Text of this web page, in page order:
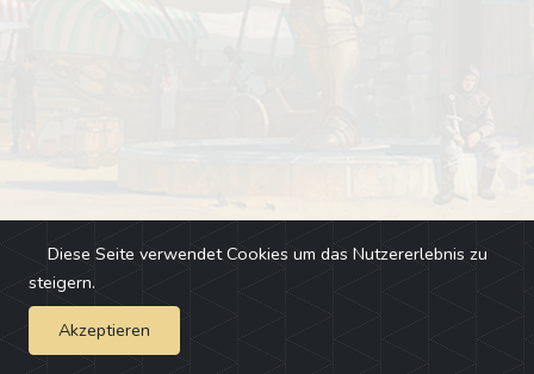
Impressum - Changelog
Diese Seite verwendet Cookies um das Nutzererlebnis zu
steigern.
Akzeptieren